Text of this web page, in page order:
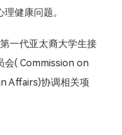
健康问题。
一代亚太裔大学生接
会( Commission on
Affairs)协调相关项